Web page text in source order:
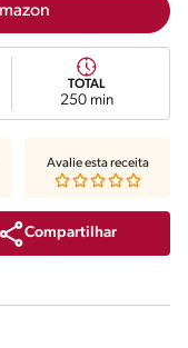
TOTAL
250 min
Compartilhar
Avalie esta receita